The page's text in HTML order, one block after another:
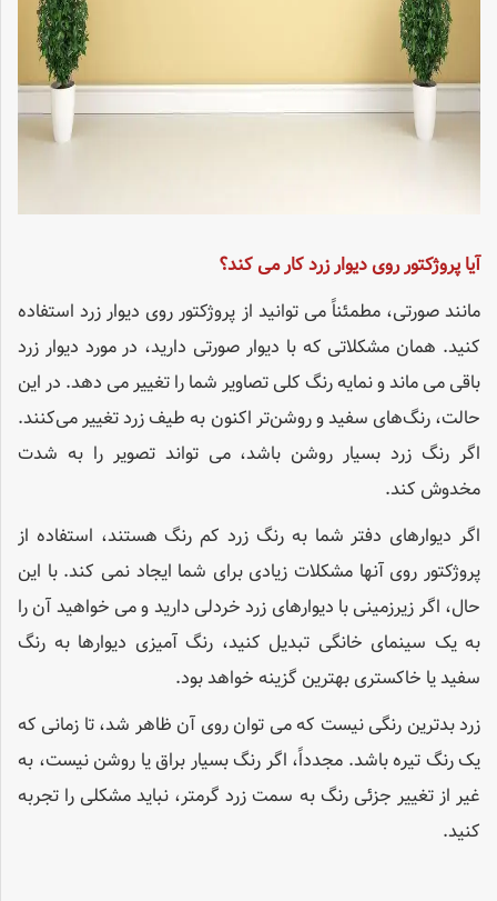
آیا پروژکتور روی دیوار زرد کار می کند؟
مانند صورتی، مطمئناً می توانید از پروژکتور روی دیوار زرد استفاده
کنید. همان مشکلاتی که با دیوار صورتی دارید، در مورد دیوار زرد
باقی می ماند و نمایه رنگ کلی تصاویر شما را تغییر می دهد. در این
حالت، رنگ‌های سفید و روشن‌تر اکنون به طیف زرد تغییر می‌کنند.
اگر رنگ زرد بسیار روشن باشد، می تواند تصویر را به شدت
مخدوش کند.
اگر دیوارهای دفتر شما به رنگ زرد کم رنگ هستند، استفاده از
پروژکتور روی آنها مشکلات زیادی برای شما ایجاد نمی کند. با این
حال، اگر زیرزمینی با دیوارهای زرد خردلی دارید و می خواهید آن را
به یک سینمای خانگی تبدیل کنید، رنگ آمیزی دیوارها به رنگ
سفید یا خاکستری بهترین گزینه خواهد بود.
زرد بدترین رنگی نیست که می توان روی آن ظاهر شد، تا زمانی که
یک رنگ تیره باشد. مجدداً، اگر رنگ بسیار براق یا روشن نیست، به
غیر از تغییر جزئی رنگ به سمت زرد گرمتر، نباید مشکلی را تجربه
کنید.